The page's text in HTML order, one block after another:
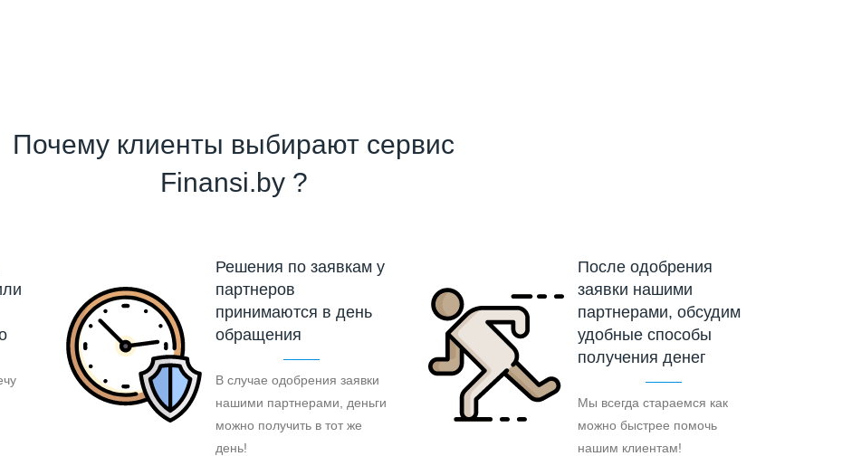
Почему клиенты выбирают сервис
Finansi.by ?
Решения по заявкам у
партнеров
принимаются в день
обращения
В случае одобрения заявки
нашими партнерами, деньги
можно получить в тот же
день!
После одобрения
заявки нашими
партнерами, обсудим
удобные способы
получения денег
Мы всегда стараемся как
можно быстрее помочь
нашим клиентам!